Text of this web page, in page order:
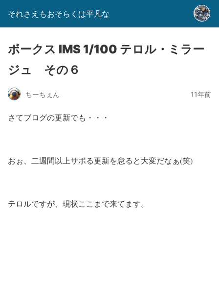
それさえもおそらくは平凡な
ボークス IMS 1/100 テロル・ミラー
ジュ その６
ちーちぇん 11年前
さてブログの更新でも・・・
おぉ、二週間以上サボる更新を怠ると大変だなぁ(笑)
テロルですが、現状ここまで来てます。